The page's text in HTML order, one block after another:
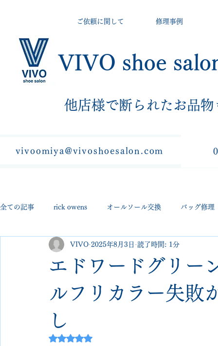
VIVO shoe
他店様で断られたお品物
ご依頼に関して 修理事例
vivoomiya@vivoshoesalon.com
全ての記事 rick owens オールソール交換 バッグ修理
george cleverley Christian louboutin allen edmonds
jimmy choo クリーニング•撥水コーテ
エドワードグリー
ルフリカラー失敗
し
VIVO 2025年8月3日 読了時間: 1分
5つ星のうちNaNと評価されています。